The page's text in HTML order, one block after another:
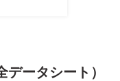
データシート）